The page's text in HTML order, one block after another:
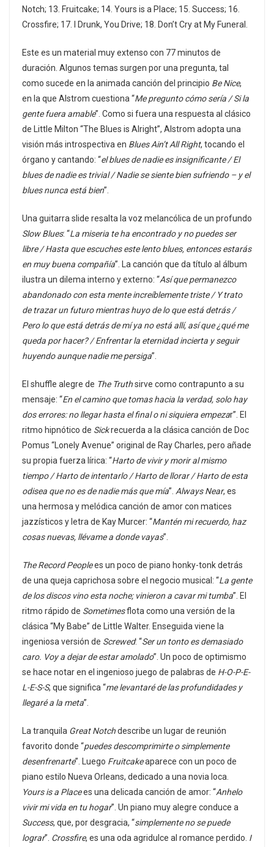
Notch; 13. Fruitcake; 14. Yours is a Place; 15. Success; 16.
Crossfire; 17. I Drunk, You Drive; 18. Don’t Cry at My Funeral.
Este es un material muy extenso con 77 minutos de
duración. Algunos temas surgen por una pregunta, tal
como sucede en la animada canción del principio Be Nice,
en la que Alstrom cuestiona “Me pregunto cómo sería / Si la
gente fuera amable”. Como si fuera una respuesta al clásico
de Little Milton “The Blues is Alright”, Alstrom adopta una
visión más introspectiva en Blues Ain’t All Right, tocando el
órgano y cantando: “el blues de nadie es insignificante / El
blues de nadie es trivial / Nadie se siente bien sufriendo – y el
blues nunca está bien”.
Una guitarra slide resalta la voz melancólica de un profundo
Slow Blues: “La miseria te ha encontrado y no puedes ser
libre / Hasta que escuches este lento blues, entonces estarás
en muy buena compañía”. La canción que da título al álbum
ilustra un dilema interno y externo: “Así que permanezco
abandonado con esta mente increíblemente triste / Y trato
de trazar un futuro mientras huyo de lo que está detrás /
Pero lo que está detrás de mí ya no está allí, así que ¿qué me
queda por hacer? / Enfrentar la eternidad incierta y seguir
huyendo aunque nadie me persiga”.
El shuffle alegre de The Truthsirve como contrapunto a su
mensaje: “En el camino que tomas hacia la verdad, solo hay
dos errores: no llegar hasta el final o ni siquiera empezar”. El
ritmo hipnótico de Sickrecuerda a la clásica canción de Doc
Pomus “Lonely Avenue” original de Ray Charles, pero añade
su propia fuerza lírica: “Harto de vivir y morir al mismo
tiempo / Harto de intentarlo / Harto de llorar / Harto de esta
odisea que no es de nadie más que mía”. Always Near, es
una hermosa y melódica canción de amor con matices
jazzísticos y letra de Kay Murcer: “Mantén mi recuerdo, haz
cosas nuevas, llévame a donde vayas”.
The Record Peoplees un poco de piano honky-tonk detrás
de una queja caprichosa sobre el negocio musical: “La gente
de los discos vino esta noche; vinieron a cavar mi tumba”. El
ritmo rápido de Sometimesflota como una versión de la
clásica “My Babe” de Little Walter. Enseguida viene la
ingeniosa versión de Screwed: “Ser un tonto es demasiado
caro. Voy a dejar de estar amolado”. Un poco de optimismo
se hace notar en el ingenioso juego de palabras de H-O-P-E-
L-E-S-S, que significa “me levantaré de las profundidades y
llegaré a la meta”.
La tranquila Great Notchdescribe un lugar de reunión
favorito donde “puedes descomprimirte o simplemente
desenfrenarte”. Luego Fruitcakeaparece con un poco de
piano estilo Nueva Orleans, dedicado a una novia loca.
Yours is a Placees una delicada canción de amor: “Anhelo
vivir mi vida en tu hogar”. Un piano muy alegre conduce a
Success, que, por desgracia, “simplemente no se puede
lograr”. Crossfire, es una oda agridulce al romance perdido. I